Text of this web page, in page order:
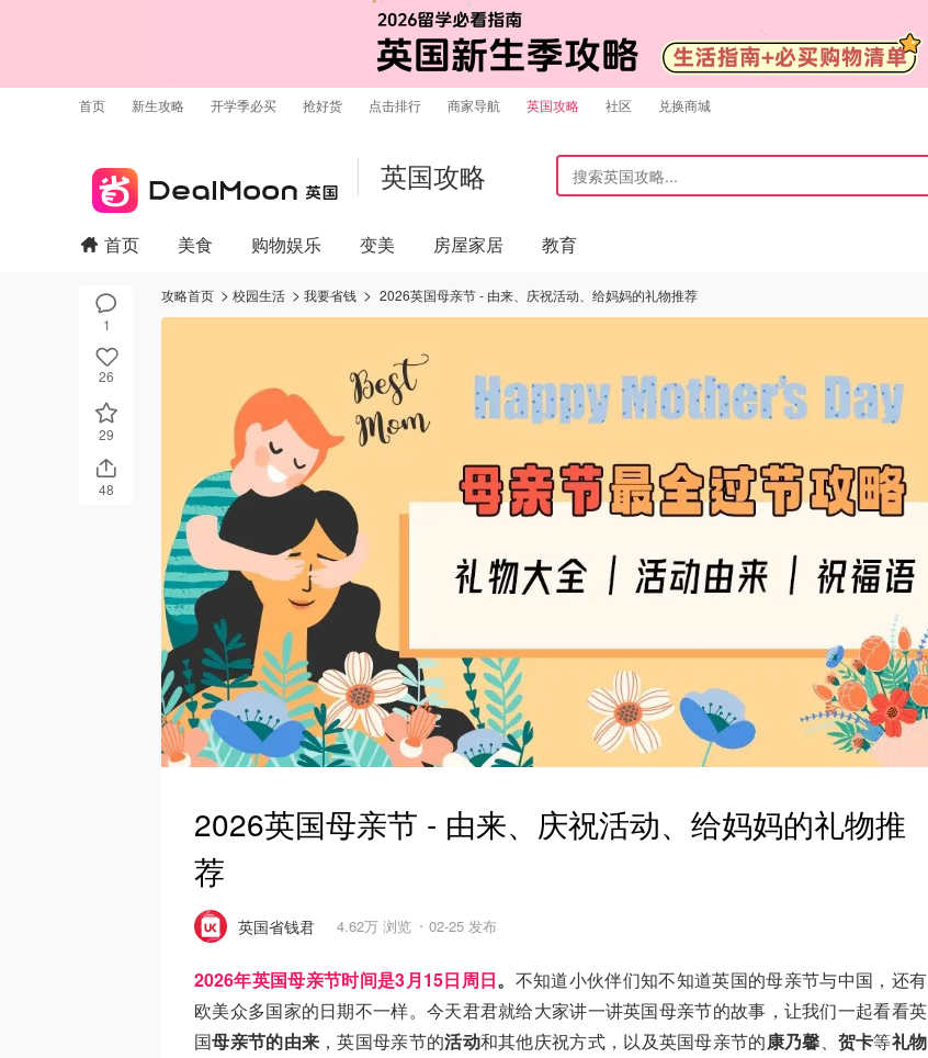
首页 新生攻略 开学季必买 抢好货 点击排行 商家导航 英国攻略 社区 兑换商城
英国攻略
1
26
29
48
首页 美食 购物娱乐 变美 房屋家居 教育
攻略首页 校园生活 我要省钱 2026英国母亲节 - 由来、庆祝活动、给妈妈的礼物推荐
2026英国母亲节 - 由来、庆祝活动、给妈妈的礼物推
荐
英国省钱君 4.62万 浏览 02-25 发布
2026年英国母亲节时间是3月15日周日。 不知道小伙伴们知不知道英国的母亲节与中国，还有
欧美众多国家的日期不一样。今天君君就给大家讲一讲英国母亲节的故事，让我们一起看看英
国母亲节的由来 ，英国母亲节的活动和其他庆祝方式，以及英国母亲节的康乃馨、 贺卡等礼物